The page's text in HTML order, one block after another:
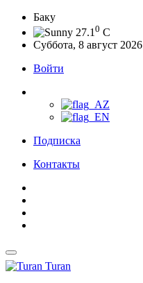
Баку
27.1 0 C
Суббота, 8 август 2026
Войти
Подписка
Контакты
Turan